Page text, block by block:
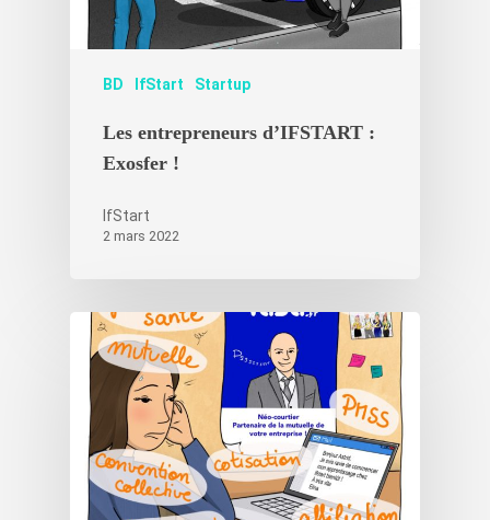
BD IfStart Startup
Les entrepreneurs d’IFSTART :
Exosfer !
IfStart
2 mars 2022
Nos
Les experts